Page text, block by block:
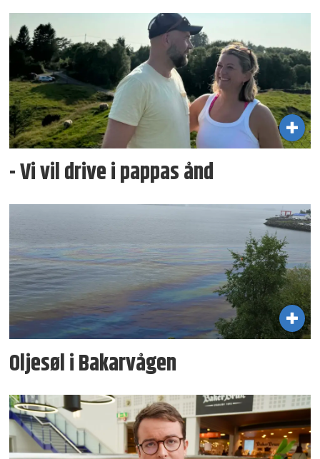
- Vi vil drive i pappas ånd
Oljesøl i Bakarvågen